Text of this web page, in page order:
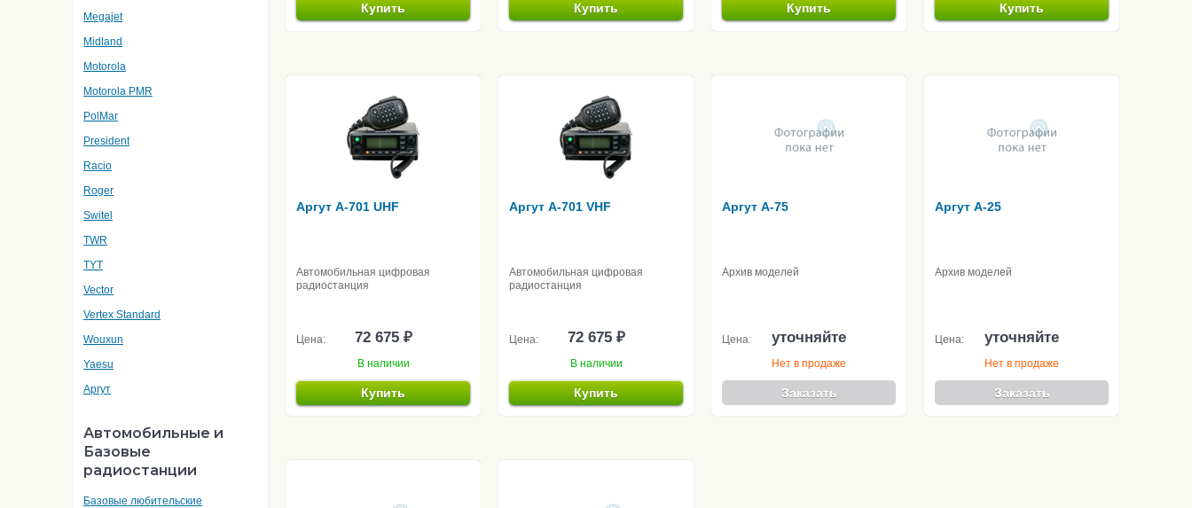
Megajet
Midland
Motorola
Motorola PMR
PolMar
President
Racio
Roger
Switel
TWR
TYT
Vector
Vertex Standard
Wouxun
Yaesu
Аргут
Автомобильные и
Базовые
радиостанции
Базовые любительские
Купить Купить Купить Купить
Аргут A-701 UHF
Автомобильная цифровая
радиостанция
Цена: 72 675 ₽
В наличии
Купить
Аргут A-701 VHF
Автомобильная цифровая
радиостанция
Цена: 72 675 ₽
В наличии
Купить
Аргут А-75
Архив моделей
Цена: уточняйте
Нет в продаже
Заказать
Аргут А-25
Архив моделей
Цена: уточняйте
Нет в продаже
Заказать